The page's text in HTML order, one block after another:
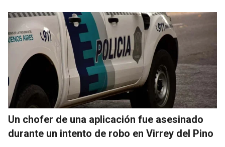
Un chofer de una aplicación fue asesinado
durante un intento de robo en Virrey del Pino